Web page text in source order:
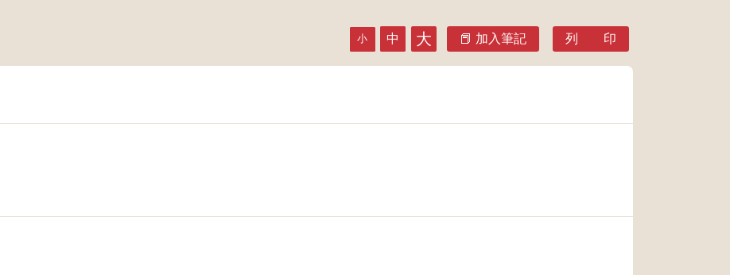
小 中 大 加入筆記 列 印